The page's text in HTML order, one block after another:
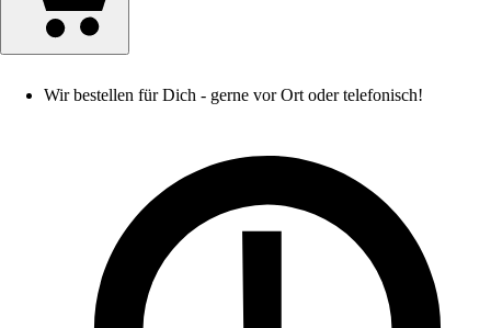
Wir bestellen für Dich - gerne vor Ort oder telefonisch!